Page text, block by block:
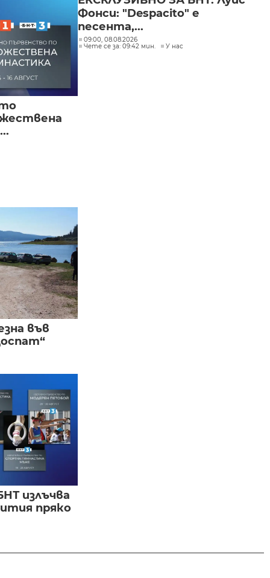
във
излъчва
пряко
Фонси: "Despacito" е
песента,...
09:00, 08.08.2026
Чете се за: 09:42 мин.
У нас